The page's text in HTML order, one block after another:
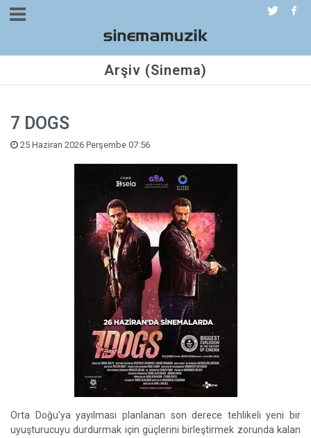
Arşiv (Sinema)
7 DOGS
25 Haziran 2026 Perşembe 07:56
Orta Doğu'ya yayılması planlanan son derece tehlikeli yeni bir
uyuşturucuyu durdurmak için güçlerini birleştirmek zorunda kalan